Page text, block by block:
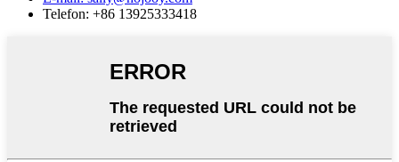
Telefon: +86 13925333418